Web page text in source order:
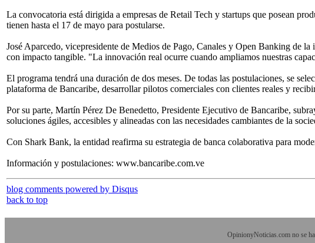
La convocatoria está dirigida a empresas de Retail Tech y startups que posean
tienen hasta el 17 de mayo para postularse.
José Aparcedo, vicepresidente de Medios de Pago, Canales y Open Banking de
con impacto tangible. "La innovación real ocurre cuando ampliamos nuestras
El programa tendrá una duración de dos meses. De todas las postulaciones, se
plataforma de Bancaribe, desarrollar pilotos comerciales con clientes reales y
Por su parte, Martín Pérez De Benedetto, Presidente Ejecutivo de Bancaribe,
soluciones ágiles, accesibles y alineadas con las necesidades cambiantes de la
Con Shark Bank, la entidad reafirma su estrategia de banca colaborativa para
Información y postulaciones: www.bancaribe.com.ve
blog comments powered by Disqus
back to top
OpinionyNoticias.com no se